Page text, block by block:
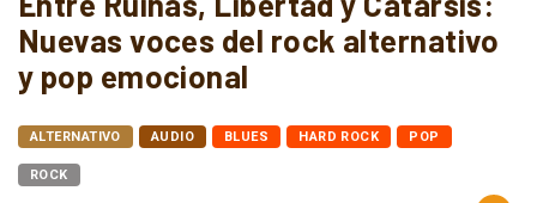
Nuevas voces del rock alternativo
y pop emocional
ALTERNATIVO AUDIO BLUES HARD ROCK POP
ROCK